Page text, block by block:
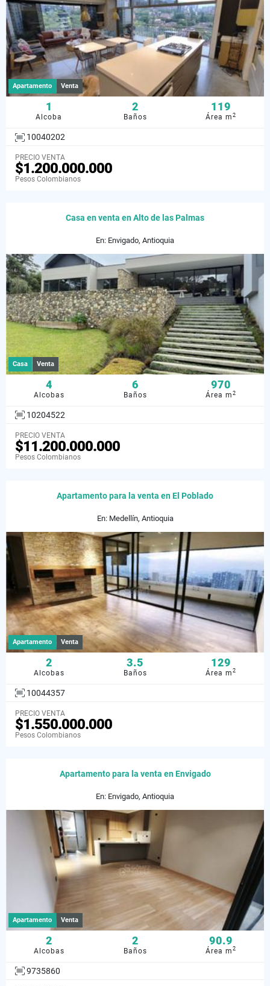
Apartamento Venta
1
Alcoba
2
Baños
119
Área m2
10040202
PRECIO VENTA
$1.200.000.000
Pesos Colombianos
Casa en venta en Alto de las Palmas
En: Envigado, Antioquia
Casa Venta
4
Alcobas
6
Baños
970
Área m2
10204522
PRECIO VENTA
$11.200.000.000
Pesos Colombianos
Apartamento para la venta en El Poblado
En: Medellín, Antioquia
Apartamento Venta
2
Alcobas
3.5
Baños
129
Área m2
10044357
PRECIO VENTA
$1.550.000.000
Pesos Colombianos
Apartamento para la venta en Envigado
En: Envigado, Antioquia
Apartamento Venta
2
Alcobas
2
Baños
90.9
Área m2
9735860